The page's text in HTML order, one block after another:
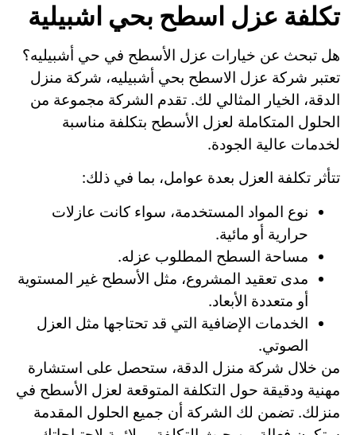
تكلفة عزل اسطح بحي اشبيلية
هل تبحث عن خيارات عزل الأسطح في حي أشبيليه؟
تعتبر شركة عزل الاسطح بحي أشبيليه، شركة منزل
الدقة، الخيار المثالي لك. تقدم الشركة مجموعة من
الحلول المتكاملة لعزل الأسطح بتكلفة مناسبة
لخدمات عالية الجودة.
تتأثر تكلفة العزل بعدة عوامل، بما في ذلك:
نوع المواد المستخدمة، سواء كانت عازلات
حرارية أو مائية.
مساحة السطح المطلوب عزله.
مدى تعقيد المشروع، مثل الأسطح غير المستوية
أو متعددة الأبعاد.
الخدمات الإضافية التي قد تحتاجها مثل العزل
الصوتي.
من خلال شركة منزل الدقة، ستحصل على استشارة
مهنية ودقيقة حول التكلفة المتوقعة لعزل الأسطح في
منزلك. تضمن لك الشركة أن جميع الحلول المقدمة